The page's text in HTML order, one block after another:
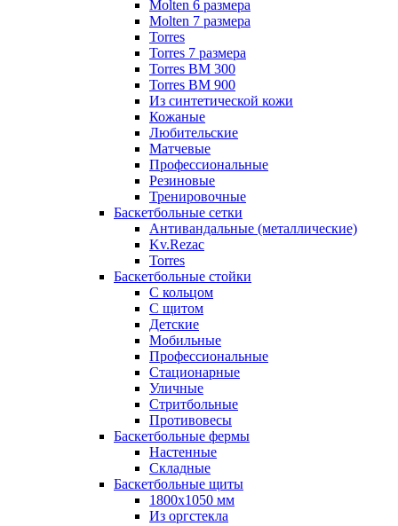
Molten 6 размера
Molten 7 размера
Torres
Torres 7 размера
Torres BM 300
Torres BM 900
Из синтетической кожи
Кожаные
Любительские
Матчевые
Профессиональные
Резиновые
Тренировочные
Баскетбольные сетки
Антивандальные (металлические)
Kv.Rezac
Torres
Баскетбольные стойки
С кольцом
С щитом
Детские
Мобильные
Профессиональные
Стационарные
Уличные
Стритбольные
Противовесы
Баскетбольные фермы
Настенные
Складные
Баскетбольные щиты
1800х1050 мм
Из оргстекла